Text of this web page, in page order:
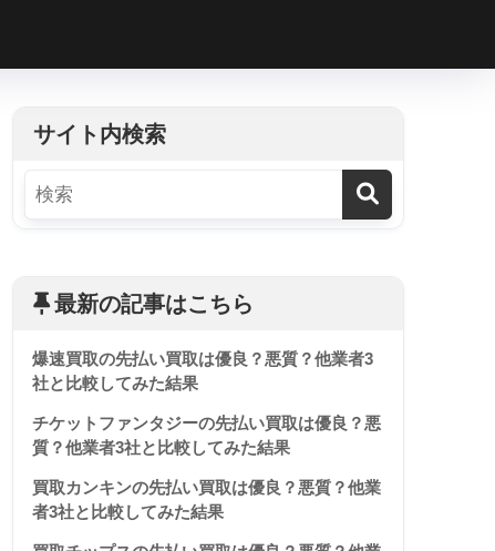
サイト内検索
最新の記事はこちら
爆速買取の先払い買取は優良？悪質？他業者3
社と比較してみた結果
チケットファンタジーの先払い買取は優良？悪
質？他業者3社と比較してみた結果
買取カンキンの先払い買取は優良？悪質？他業
者3社と比較してみた結果